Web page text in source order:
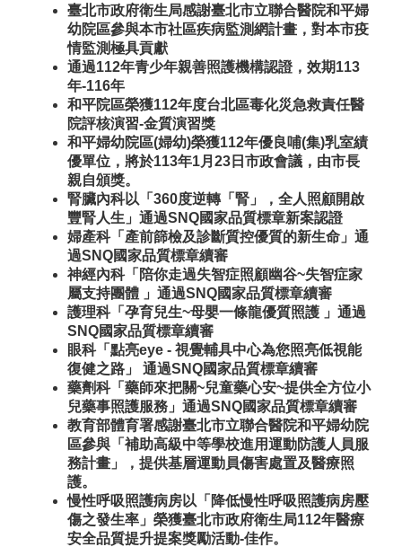
臺北市政府衛生局感謝臺北市立聯合醫院和平婦
幼院區參與本市社區疾病監測網計畫，對本市疫
情監測極具貢獻
通過112年青少年親善照護機構認證，效期113
年-116年
和平院區榮獲112年度台北區毒化災急救責任醫
院評核演習-金質演習獎
和平婦幼院區(婦幼)榮獲112年優良哺(集)乳室績
優單位，將於113年1月23日市政會議，由市長
親自頒獎。
腎臟內科以「360度逆轉「腎」，全人照顧開啟
豐腎人生」通過SNQ國家品質標章新案認證
婦產科「產前篩檢及診斷質控優質的新生命」通
過SNQ國家品質標章續審
神經內科「陪你走過失智症照顧幽谷~失智症家
屬支持團體 」通過SNQ國家品質標章續審
護理科「孕育兒生~母嬰一條龍優質照護 」通過
SNQ國家品質標章續審
眼科「點亮eye - 視覺輔具中心為您照亮低視能
復健之路」 通過SNQ國家品質標章續審
藥劑科「藥師來把關~兒童藥心安~提供全方位小
兒藥事照護服務」通過SNQ國家品質標章續審
教育部體育署感謝臺北市立聯合醫院和平婦幼院
區參與「補助高級中等學校進用運動防護人員服
務計畫」，提供基層運動員傷害處置及醫療照
護。
慢性呼吸照護病房以「降低慢性呼吸照護病房壓
傷之發生率」榮獲臺北市政府衛生局112年醫療
安全品質提升提案獎勵活動-佳作。